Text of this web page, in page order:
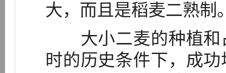
大，而且是稻麦二熟制
大小二麦的种植和
时的历史条件下，成